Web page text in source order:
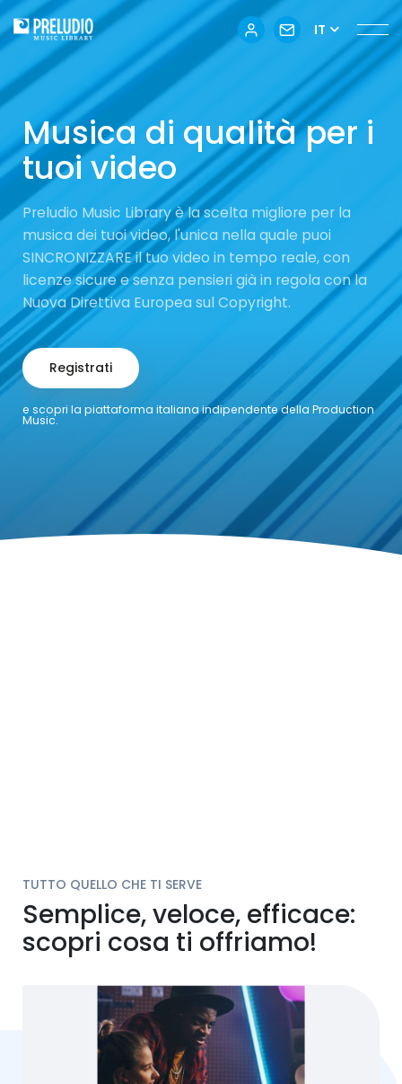
IT
Musica di qualità per i
tuoi video
Preludio Music Library è la scelta migliore per la
musica dei tuoi video, l'unica nella quale puoi
SINCRONIZZARE il tuo video in tempo reale, con
licenze sicure e senza pensieri già in regola con la
Nuova Direttiva Europea sul Copyright.
Registrati
e scopri la piattaforma italiana indipendente della Production
Music.
TUTTO QUELLO CHE TI SERVE
Semplice, veloce, efficace:
scopri cosa ti offriamo!